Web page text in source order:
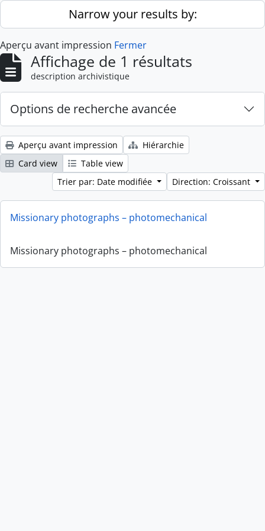
Skip to main contentNarrow your results by:
Aperçu avant impression Fermer
Affichage de 1 résultats
description archivistique
Options de recherche avancée
Aperçu avant impression
Hiérarchie
Card view
Table view
Trier par: Date modifiée
Direction: Croissant
Missionary photographs – photomechanical
Missionary photographs – photomechanical